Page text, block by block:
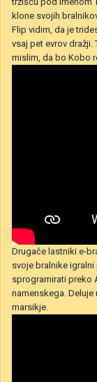
klone svojih
Flip vidim, da je
vsaj pet evrov
mislim, da bo Kobo
Drugače lastniki e-
svoje bralnike
sprogramirati preko
namenskega. Deluje
marsikje.